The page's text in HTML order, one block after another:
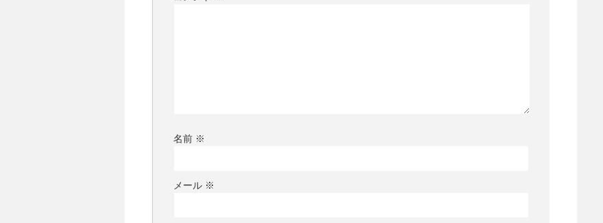
名前 ※
メール ※